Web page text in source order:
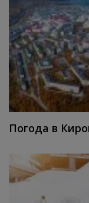
Погода в